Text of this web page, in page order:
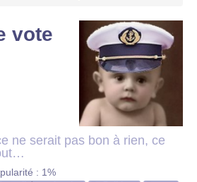
vote
ne serait pas bon à rien, ce
: 1%